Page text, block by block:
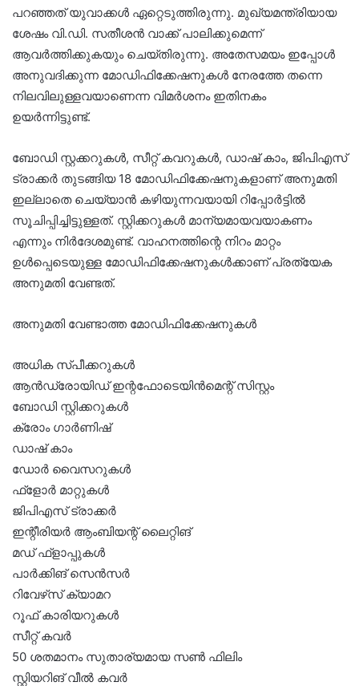
പറഞ്ഞത് യുവാക്കൾ ഏറ്റെടുത്തിരുന്നു. മുഖ്യമന്ത്രിയായ
ശേഷം വി.ഡി. സതീശൻ വാക്ക് പാലിക്കുമെന്ന്
ആവർത്തിക്കുകയും ചെയ്തിരുന്നു. അതേസമയം ഇപ്പോൾ
അനുവദിക്കുന്ന മോഡിഫിക്കേഷനുകൾ നേരത്തേ തന്നെ
നിലവിലുള്ളവയാണെന്ന വിമർശനം ഇതിനകം
ഉയർന്നിട്ടുണ്ട്.
ബോഡി സ്റ്റക്കറുകൾ, സീറ്റ് കവറുകൾ, ഡാഷ് കാം, ജിപിഎസ്
ട്രാക്കർ തുടങ്ങിയ 18 മോഡിഫിക്കേഷനുകളാണ് അനുമതി
ഇല്ലാതെ ചെയ്യാൻ കഴിയുന്നവയായി റിപ്പോർട്ടിൽ
സൂചിപ്പിച്ചിട്ടുള്ളത്. സ്റ്റിക്കറുകൾ മാന്യമായവയാകണം
എന്നും നിർദേശമുണ്ട്. വാഹനത്തിന്റെ നിറം മാറ്റം
ഉൾപ്പെടെയുള്ള മോഡിഫിക്കേഷനുകൾക്കാണ് പ്രത്യേക
അനുമതി വേണ്ടത്.
അനുമതി വേണ്ടാത്ത മോഡിഫിക്കേഷനുകൾ
അധിക സ്പീക്കറുകൾ
ആൻഡ്രോയിഡ് ഇന്റഫോടെയിൻമെന്റ് സിസ്റ്റം
ബോഡി സ്റ്റിക്കറുകൾ
ക്രോം ഗാർണിഷ്
ഡാഷ് കാം
ഡോർ വൈസറുകൾ
ഫ്‌ളോർ മാറ്റുകൾ
ജിപിഎസ് ട്രാക്കർ
ഇന്റീരിയർ ആംബിയന്റ് ലൈറ്റിങ്
മഡ് ഫ്‌ളാപ്പുകൾ
പാർക്കിങ് സെൻസർ
റിവേഴ്‌സ് ക്യാമറ
റൂഫ് കാരിയറുകൾ
സീറ്റ് കവർ
50 ശതമാനം സുതാര്യമായ സൺ ഫിലിം
സ്റ്റിയറിങ് വീൽ കവർ